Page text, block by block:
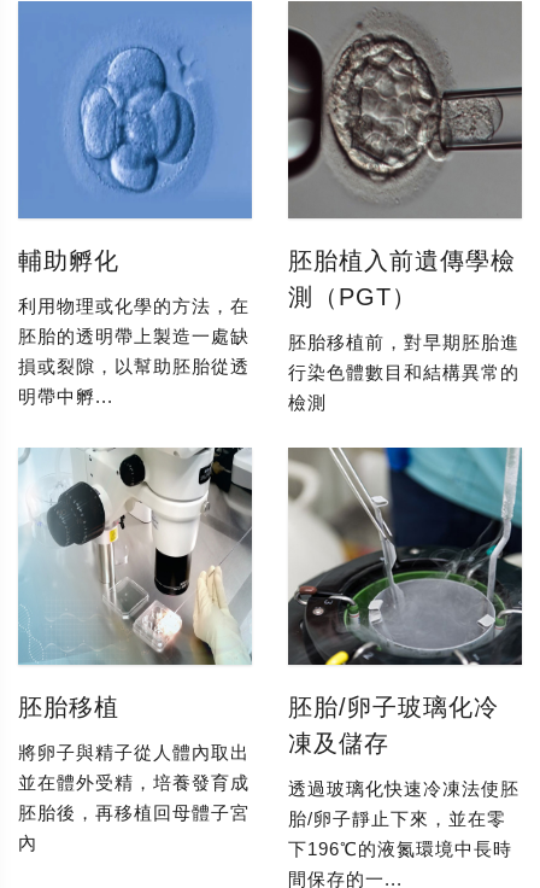
輔助孵化
利用物理或化學的方法，在
胚胎的透明帶上製造一處缺
損或裂隙，以幫助胚胎從透
明帶中孵...
胚胎植入前遺傳學檢
測（PGT）
胚胎移植前，對早期胚胎進
行染色體數目和結構異常的
檢測
胚胎移植
將卵子與精子從人體內取出
並在體外受精，培養發育成
胚胎後，再移植回母體子宮
內
胚胎/卵子玻璃化冷
凍及儲存
透過玻璃化快速冷凍法使胚
胎/卵子靜止下來，並在零
下196℃的液氮環境中長時
間保存的一...